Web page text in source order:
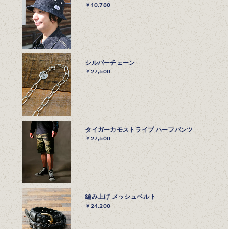
￥10,780
シルバーチェーン
￥27,500
タイガーカモストライプ ハーフパンツ
￥27,500
編み上げ メッシュベルト
￥24,200